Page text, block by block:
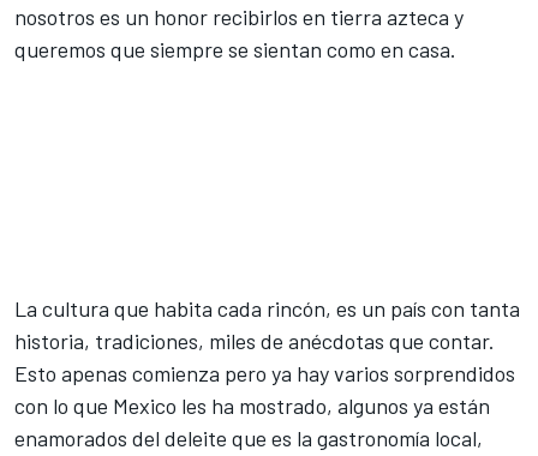
nosotros es un honor recibirlos en tierra azteca y
queremos que siempre se sientan como en casa.
La cultura que habita cada rincón, es un país con tanta
historia, tradiciones, miles de anécdotas que contar.
Esto apenas comienza pero ya hay varios sorprendidos
con lo que Mexico les ha mostrado, algunos ya están
enamorados del deleite que es la gastronomía local,